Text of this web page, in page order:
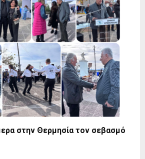
στην Θερμησία τον σεβασμό